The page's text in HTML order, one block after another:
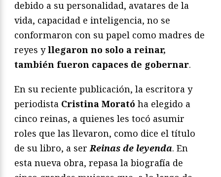
debido a su personalidad, avatares de la
vida, capacidad e inteligencia, no se
conformaron con su papel como madres de
reyes yllegaron no solo a reinar,
también fueron capaces de gobernar.
En su reciente publicación, la escritora y
periodista Cristina Morató ha elegido a
cinco reinas, a quienes les tocó asumir
roles que las llevaron, como dice el título
de su libro, a ser Reinas de leyenda. En
esta nueva obra, repasa la biografía de